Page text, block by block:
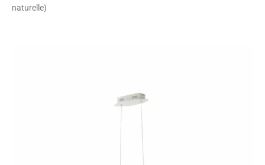
naturelle)